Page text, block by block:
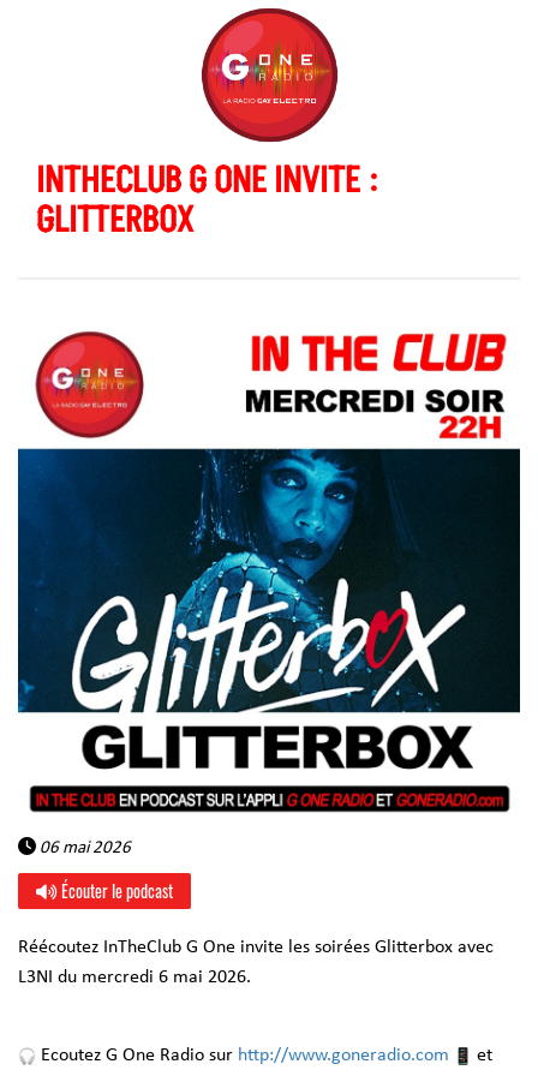
INTHECLUB G ONE INVITE :
GLITTERBOX
06 mai 2026
Écouter le podcast
Réécoutez InTheClub G One invite les soirées Glitterbox avec
L3NI du mercredi 6 mai 2026.
Ecoutez G One Radio sur http://www.goneradio.com et